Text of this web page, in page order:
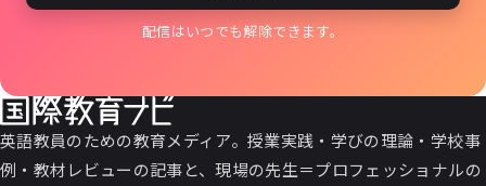
配信はいつでも解除できます。
英語教員のための教育メディア。授業実践・学びの理論・学校事
例・教材レビューの記事と、現場の先生＝プロフェッショナルの